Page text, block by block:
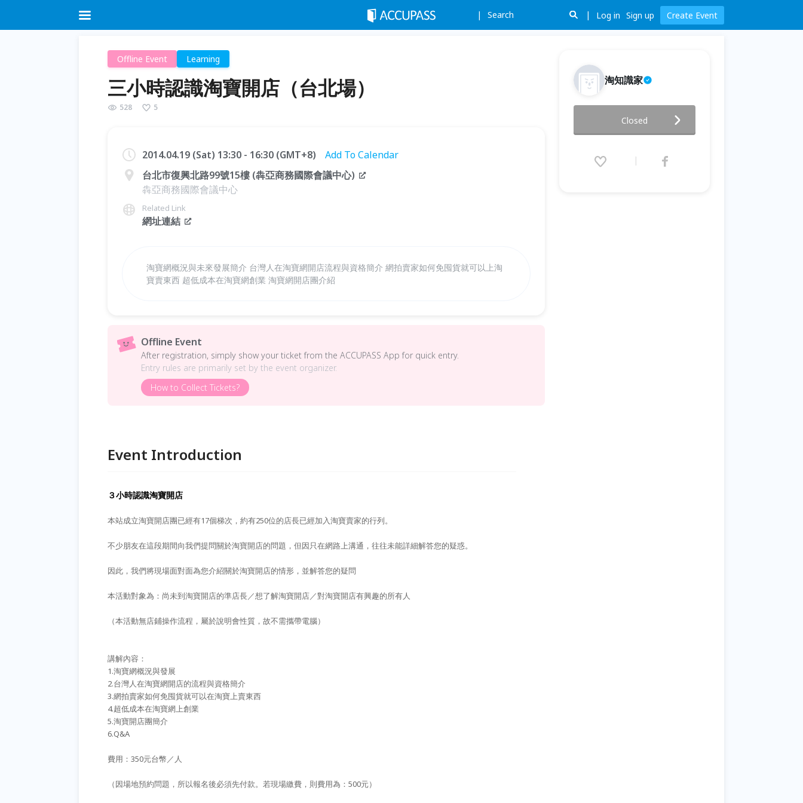
Search Log in Sign up Create Event
Offline Event Learning
三小時認識淘寶開店（台北場）
528 5
2014.04.19 (Sat) 13:30 - 16:30 (GMT+8)
Add To Calendar
台北市復興北路99號15樓 (犇亞商務國際會議中心)
犇亞商務國際會議中心
Related Link
網址連結
淘寶網概況與未來發展簡介 台灣人在淘寶網開店流程與資格簡介 網拍賣家如何免囤貨就可以上淘
寶賣東西 超低成本在淘寶網創業 淘寶網開店團介紹
Offline Event
After registration, simply show your ticket from the ACCUPASS App for quick entry.
Entry rules are primarily set by the event organizer.
How to Collect Tickets?
Event Introduction
３小時認識淘寶開店
本站成立淘寶開店團已經有17個梯次，約有250位的店長已經加入淘寶賣家的行列。
不少朋友在這段期間向我們提問關於淘寶開店的問題，但因只在網路上溝通，往往未能詳細解答您的疑惑。
因此，我們將現場面對面為您介紹關於淘寶開店的情形，並解答您的疑問
本活動對象為：尚未到淘寶開店的準店長／想了解淘寶開店／對淘寶開店有興趣的所有人
（本活動無店鋪操作流程，屬於說明會性質，故不需攜帶電腦）
講解內容：
1.淘寶網概況與發展
2.台灣人在淘寶網開店的流程與資格簡介
3.網拍賣家如何免囤貨就可以在淘寶上賣東西
4.超低成本在淘寶網上創業
5.淘寶開店團簡介
6.Q&A
費用：350元台幣／人
（因場地預約問題，所以報名後必須先付款。若現場繳費，則費用為：500元）
淘知識家
2014.04.19 (Sat) 13:30 - 16:30
(GMT+8)
Closed